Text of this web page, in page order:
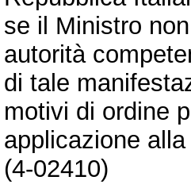
se il Ministro
autorità
di tale
motivi di ordine
applicazione
(4-02410)